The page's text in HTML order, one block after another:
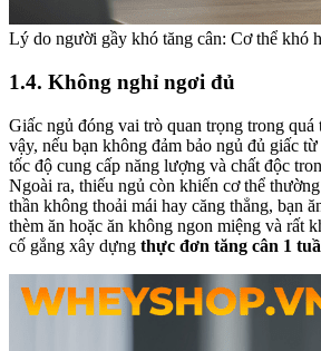
Lý do người gầy khó tăng cân: Cơ thể khó
1.4. Không nghỉ ngơi đủ
Giấc ngủ đóng vai trò quan trọng trong
vậy, nếu bạn không đảm bảo ngủ đủ giấc
tốc độ cung cấp năng lượng và chất độc
Ngoài ra, thiếu ngủ còn khiến cơ thể
thần không thoải mái hay căng thẳng, bạn
thèm ăn hoặc ăn không ngon miệng và rất
cố gắng xây dựng thực đơn tăng cân 1